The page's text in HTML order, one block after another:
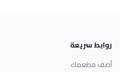
روابط سريعة
أضف مطعمك